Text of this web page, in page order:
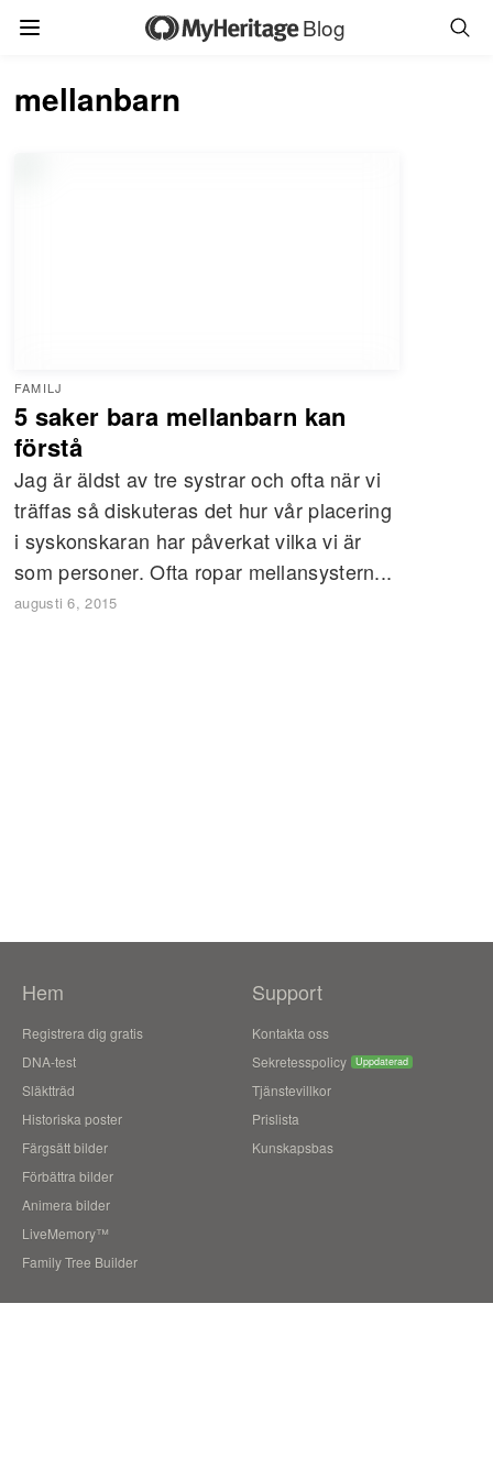
Blog
mellanbarn
FAMILJ
5 saker bara mellanbarn kan
förstå
Jag är äldst av tre systrar och ofta när vi
träffas så diskuteras det hur vår placering
i syskonskaran har påverkat vilka vi är
som personer. Ofta ropar mellansystern...
augusti 6, 2015
Hem
Registrera dig gratis
DNA-test
Släktträd
Historiska poster
Färgsätt bilder
Förbättra bilder
Animera bilder
LiveMemory™
Family Tree Builder
Support
Kontakta oss
Sekretesspolicy
Uppdaterad
Tjänstevillkor
Prislista
Kunskapsbas